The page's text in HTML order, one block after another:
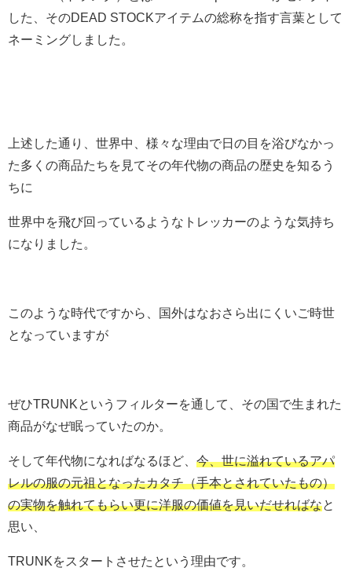
した、そのDEAD STOCKアイテムの総称を指す言葉として
ネーミングしました。
上述した通り、世界中、様々な理由で日の目を浴びなかっ
た多くの商品たちを見てその年代物の商品の歴史を知るう
ちに
世界中を飛び回っているようなトレッカーのような気持ち
になりました。
このような時代ですから、国外はなおさら出にくいご時世
となっていますが
ぜひTRUNKというフィルターを通して、その国で生まれた
商品がなぜ眠っていたのか。
そして年代物になればなるほど、 今、世に溢れているアパ
レルの服の元祖となったカタチ（手本とされていたもの）
の実物を触れてもらい更に洋服の価値を見いだせればなと
思い、
TRUNKをスタートさせたという理由です。